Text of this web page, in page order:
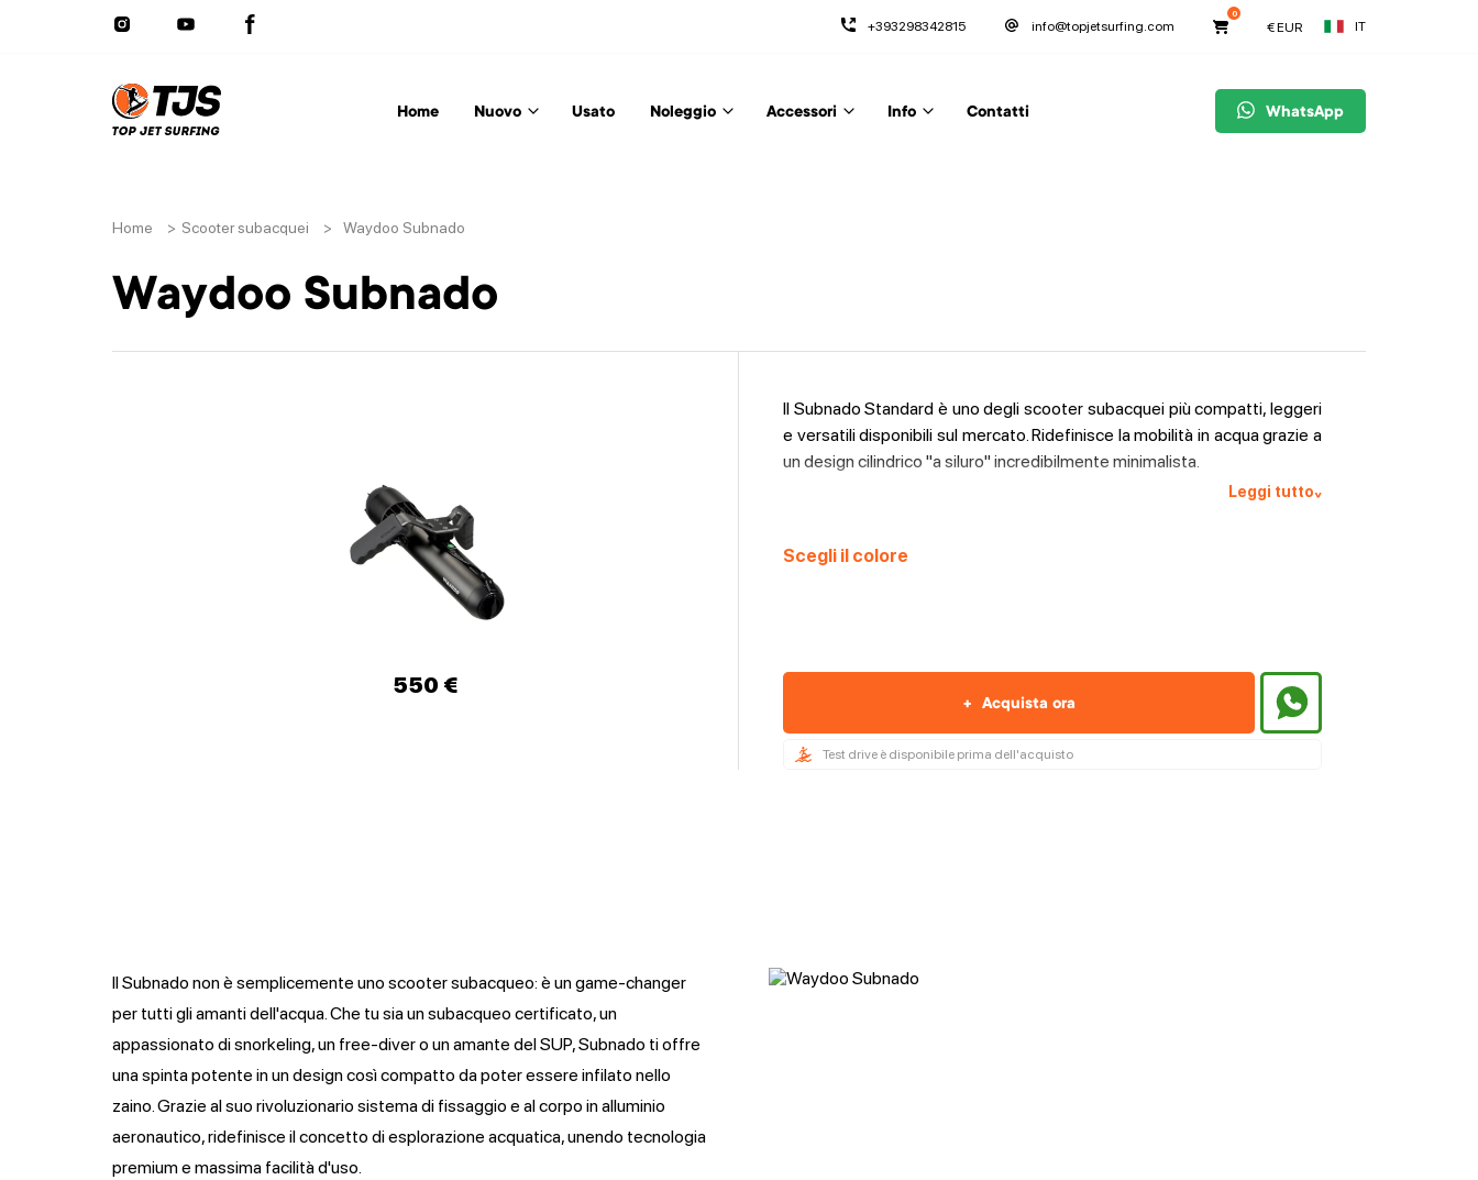
+393298342815 info@topjetsurfing.com
0
€EUR IT
Home Nuovo Usato Noleggio Accessori Info Contatti WhatsApp
Home > Scooter subacquei > Waydoo Subnado
Waydoo Subnado
550 €
Il Subnado Standard è uno degli scooter subacquei più compatti, leggeri
e versatili disponibili sul mercato. Ridefinisce la mobilità in acqua grazie a
un design cilindrico "a siluro" incredibilmente minimalista.
Leggi tutto^
Scegli il colore
+ Acquista ora
Test drive è disponibile prima dell'acquisto
Il Subnado non è semplicemente uno scooter subacqueo: è un game-changer
per tutti gli amanti dell'acqua. Che tu sia un subacqueo certificato, un
appassionato di snorkeling, un free-diver o un amante del SUP, Subnado ti offre
una spinta potente in un design così compatto da poter essere infilato nello
zaino. Grazie al suo rivoluzionario sistema di fissaggio e al corpo in alluminio
aeronautico, ridefinisce il concetto di esplorazione acquatica, unendo tecnologia
premium e massima facilità d'uso.